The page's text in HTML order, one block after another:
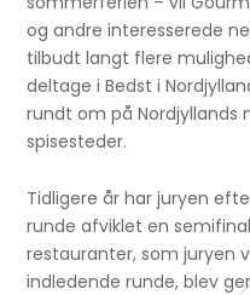
og andre interesserede
tilbudt langt flere
deltage i Bedst i
rundt om på Nordjyllands
spisesteder.
Tidligere år har juryen
runde afviklet en
restauranter, som juryen
indledende runde, blev